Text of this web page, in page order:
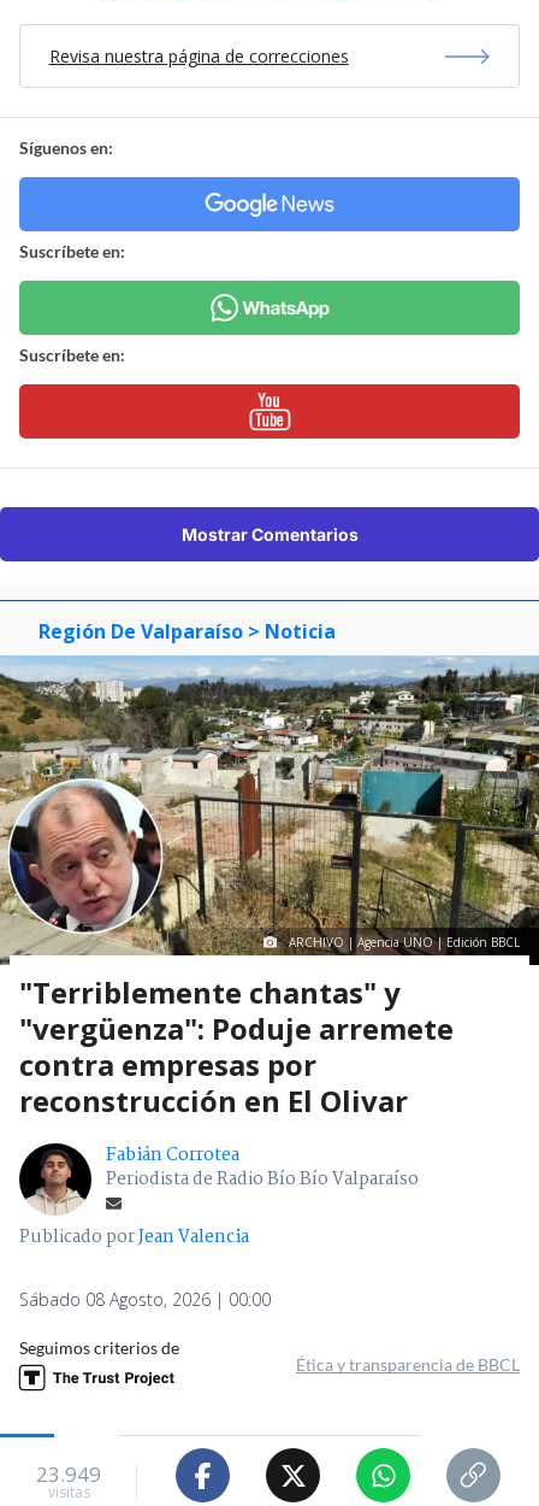
Revisa nuestra página de correcciones
Síguenos en:
Suscríbete en:
Suscríbete en:
Mostrar Comentarios
Región De Valparaíso > Noticia
ARCHIVO | Agencia UNO | Edición BBCL
"Terriblemente chantas" y
"vergüenza": Poduje arremete
contra empresas por
reconstrucción en El Olivar
Fabián Corrotea
Periodista de Radio Bío Bío Valparaíso
Publicado porJean Valencia
Sábado 08 Agosto, 2026 | 00:00
Seguimos criterios de
Ética y transparencia de BBCL
23.949
visitas